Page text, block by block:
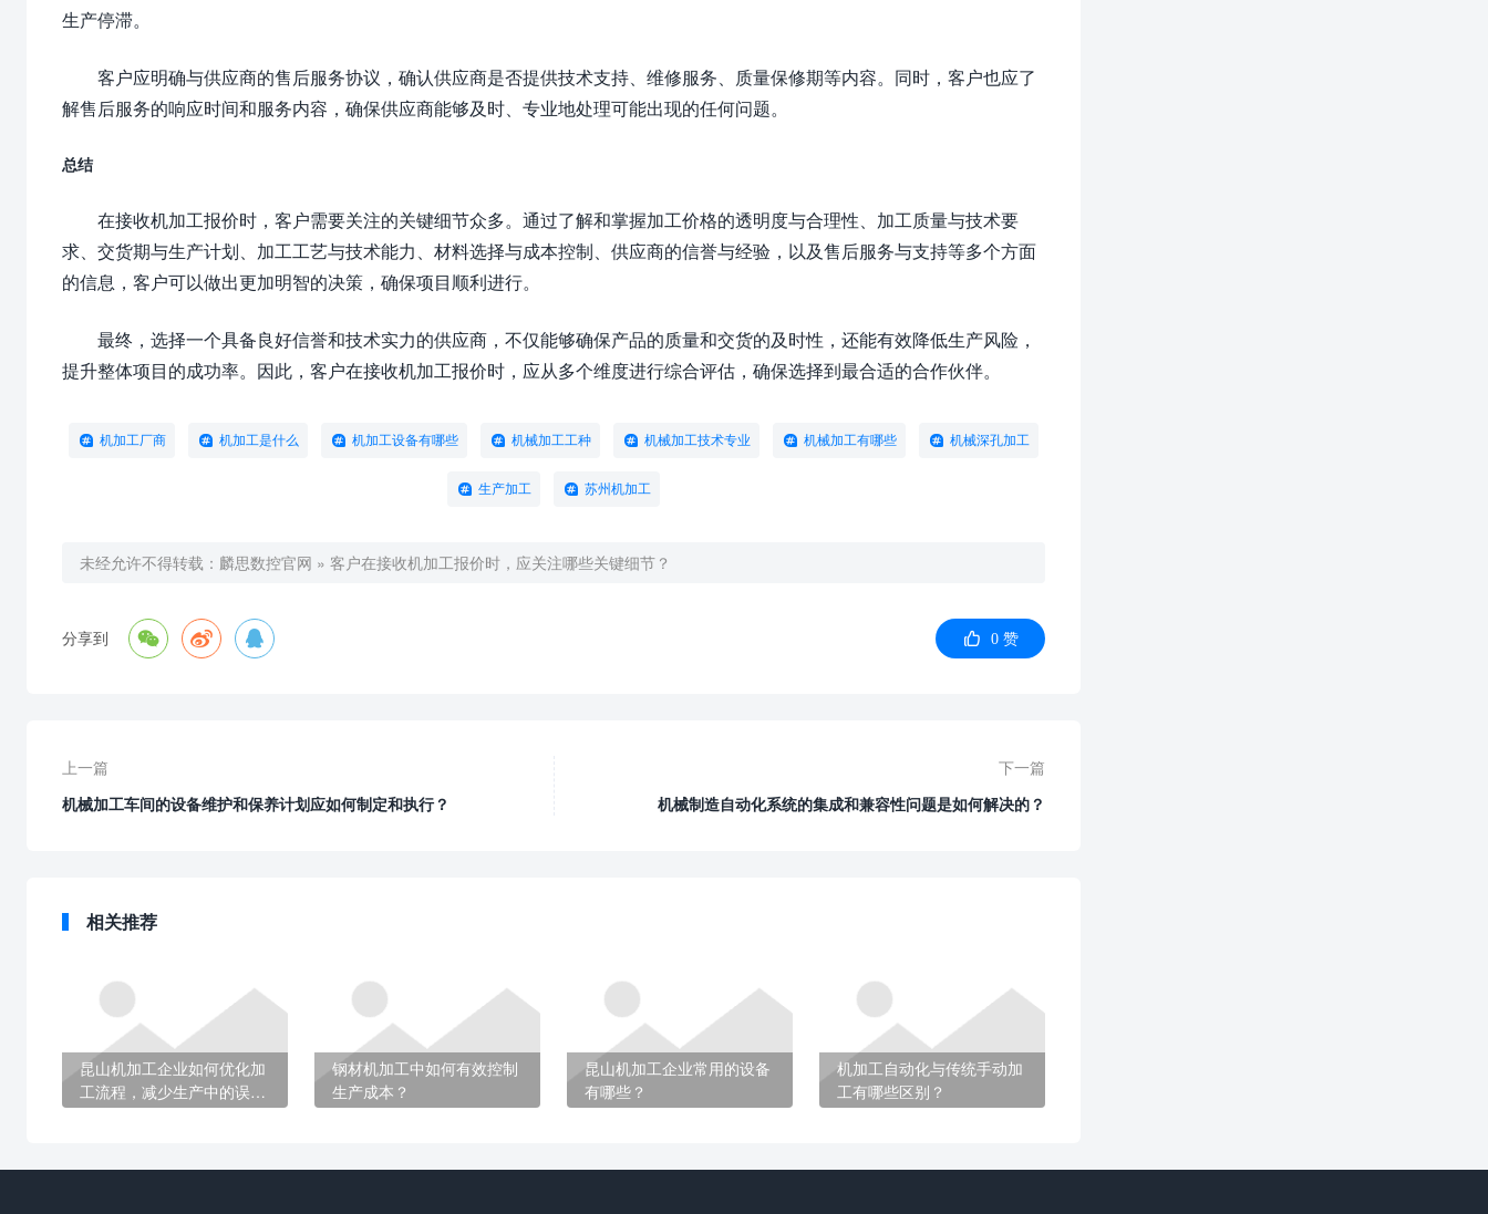
生产停滞。
客户应明确与供应商的售后服务协议，确认供应商是否提供技术支持、维修服务、质量保修期等内容。同时，客户也应了
解售后服务的响应时间和服务内容，确保供应商能够及时、专业地处理可能出现的任何问题。
总结
在接收机加工报价时，客户需要关注的关键细节众多。通过了解和掌握加工价格的透明度与合理性、加工质量与技术要
求、交货期与生产计划、加工工艺与技术能力、材料选择与成本控制、供应商的信誉与经验，以及售后服务与支持等多个方面
的信息，客户可以做出更加明智的决策，确保项目顺利进行。
最终，选择一个具备良好信誉和技术实力的供应商，不仅能够确保产品的质量和交货的及时性，还能有效降低生产风险，
提升整体项目的成功率。因此，客户在接收机加工报价时，应从多个维度进行综合评估，确保选择到最合适的合作伙伴。
机加工厂商 机加工是什么 机加工设备有哪些 机械加工工种 机械加工技术专业 机械加工有哪些 机械深孔加工
生产加工 苏州机加工
未经允许不得转载： 麟思数控官网 » 客户在接收机加工报价时，应关注哪些关键细节？
分享到     0 赞
上一篇
机械加工车间的设备维护和保养计划应如何制定和执行？
下一篇
机械制造自动化系统的集成和兼容性问题是如何解决的？
相关推荐
昆山机加工企业如何优化加
工流程，减少生产中的误
钢材机加工中如何有效控制
生产成本？
昆山机加工企业常用的设备
有哪些？
机加工自动化与传统手动加
工有哪些区别？